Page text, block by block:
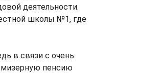
деятельности.
школы №1, где
в связи с очень
мизерную пенсию